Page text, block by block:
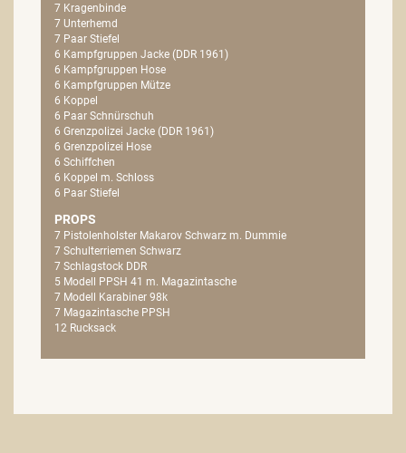
7 Kragenbinde
7 Unterhemd
7 Paar Stiefel
6 Kampfgruppen Jacke (DDR 1961)
6 Kampfgruppen Hose
6 Kampfgruppen Mütze
6 Koppel
6 Paar Schnürschuh
6 Grenzpolizei Jacke (DDR 1961)
6 Grenzpolizei Hose
6 Schiffchen
6 Koppel m. Schloss
6 Paar Stiefel
PROPS
7 Pistolenholster Makarov Schwarz m. Dummie
7 Schulterriemen Schwarz
7 Schlagstock DDR
5 Modell PPSH 41 m. Magazintasche
7 Modell Karabiner 98k
7 Magazintasche PPSH
12 Rucksack